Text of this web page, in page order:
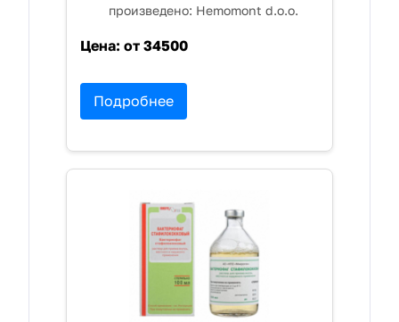
произведено: Hemomont d.o.o.
Цена: от 34500
Подробнее